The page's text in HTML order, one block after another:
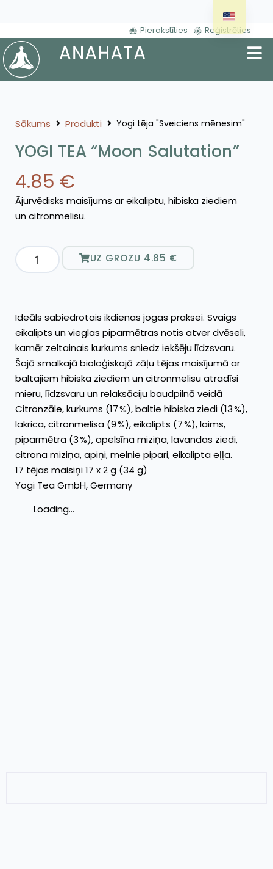
Pierakstīties Reģistrēties
Sākums Produkti Yogi tēja "Sveiciens mēnesim"
YOGI TEA “Moon Salutation”
4.85 €
Ājurvēdisks maisījums ar eikaliptu, hibiska ziediem
un citronmelisu.
UZ GROZU 4.85 €
Ideāls sabiedrotais ikdienas jogas praksei. Svaigs
eikalipts un vieglas piparmētras notis atver dvēseli,
kamēr zeltainais kurkums sniedz iekšēju līdzsvaru.
Šajā smalkajā bioloģiskajā zāļu tējas maisījumā ar
baltajiem hibiska ziediem un citronmelisu atradīsi
mieru, līdzsvaru un relaksāciju baudpilnā veidā
Citronzāle, kurkums (17 %), baltie hibiska ziedi (13 %),
lakrica, citronmelisa (9 %), eikalipts (7 %), laims,
piparmētra (3 %), apelsīna miziņa, lavandas ziedi,
citrona miziņa, apiņi, melnie pipari, eikalipta eļļa.
17 tējas maisiņi 17 x 2 g (34 g)
Yogi Tea GmbH, Germany
Loading...